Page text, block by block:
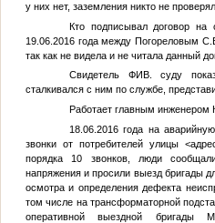
у них нет, заземления никто не
Кто подписывал договор на
19.06.2016 года между Погореловым
так как не видела и не читала данный
Свидетель ФИВ. суду
сталкивался с ним по службе,
Работает главным инженером
18.06.2016 года на
звонки от потребителей улицы
порядка 10 звонков, люди
напряжения и просили выезд бригады
осмотра и определения дефекта
том числе на трансформаторной
оперативной выездной бригады